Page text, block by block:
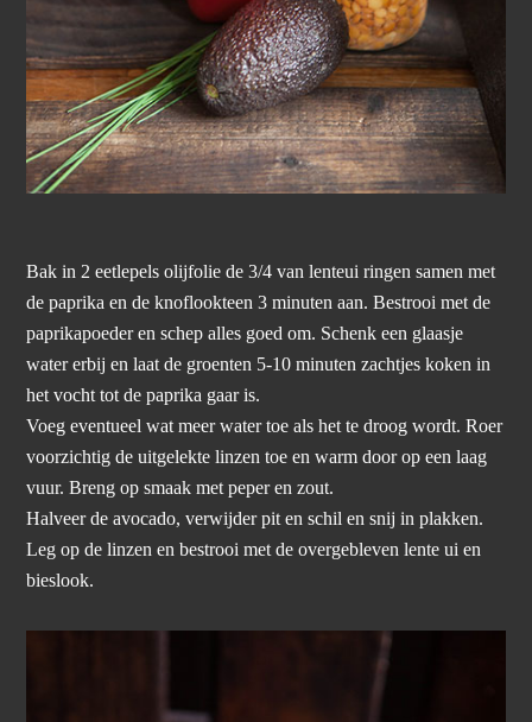
Bak in 2 eetlepels olijfolie de 3/4 van lenteui ringen samen met
de paprika en de knoflookteen 3 minuten aan. Bestrooi met de
paprikapoeder en schep alles goed om. Schenk een glaasje
water erbij en laat de groenten 5-10 minuten zachtjes koken in
het vocht tot de paprika gaar is.
Voeg eventueel wat meer water toe als het te droog wordt. Roer
voorzichtig de uitgelekte linzen toe en warm door op een laag
vuur. Breng op smaak met peper en zout.
Halveer de avocado, verwijder pit en schil en snij in plakken.
Leg op de linzen en bestrooi met de overgebleven lente ui en
bieslook.